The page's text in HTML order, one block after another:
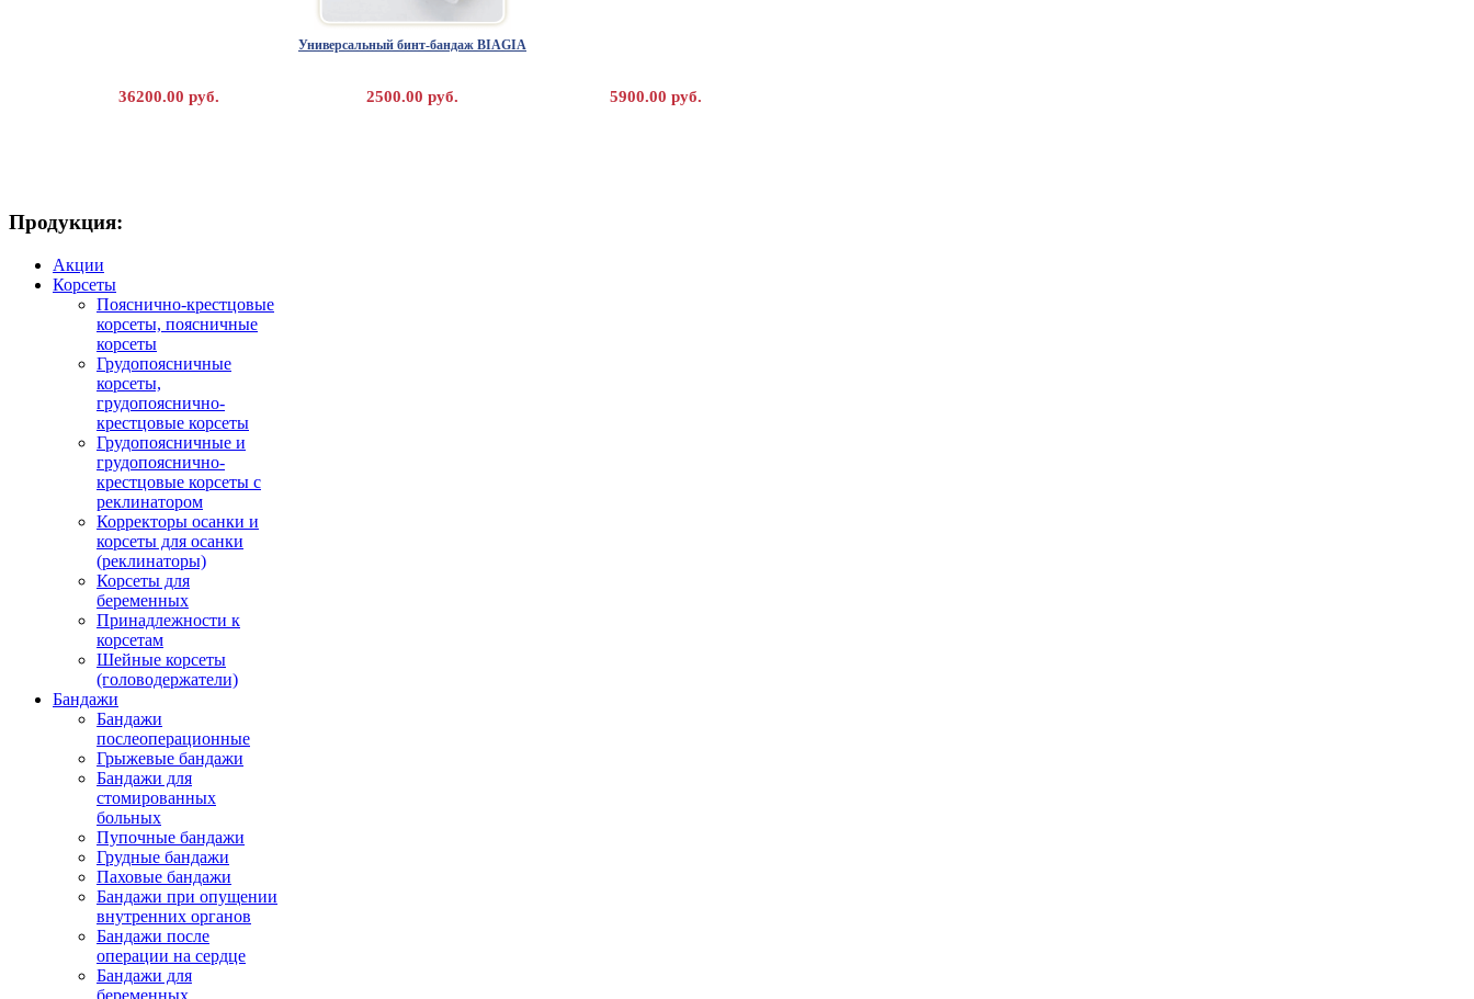
36200.00 руб.
Универсальный бинт-бандаж BIAGIA
2500.00 руб. 5900.00 руб.
5900.00 руб.
Продукция:
Акции
Корсеты
Пояснично-крестцовые
корсеты, поясничные
корсеты
Грудопоясничные
корсеты,
грудопояснично-
крестцовые корсеты
Грудопоясничные и
грудопояснично-
крестцовые корсеты с
реклинатором
Корректоры осанки и
корсеты для осанки
(реклинаторы)
Корсеты для
беременных
Принадлежности к
корсетам
Шейные корсеты
(головодержатели)
Бандажи
Бандажи
послеоперационные
Грыжевые бандажи
Бандажи для
стомированных
больных
Пупочные бандажи
Грудные бандажи
Паховые бандажи
Бандажи при опущении
внутренних органов
Бандажи после
операции на сердце
Бандажи для
беременных